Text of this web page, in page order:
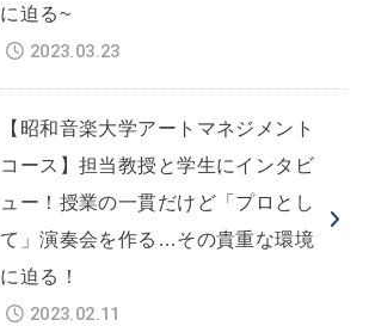
に迫る~
2023.03.23
【昭和音楽大学アートマネジメント
コース】担当教授と学生にインタビ
ュー！授業の一貫だけど「プロとし
て」演奏会を作る…その貴重な環境
に迫る！
2023.02.11